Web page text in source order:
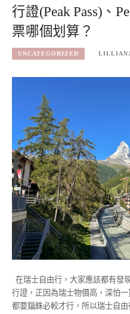
行證(Peak Pass)、
票哪個划算？
UNCATEGORIZED
在瑞士自由行，大家應該都有發
行證，正因為瑞士物價高，深怕
都要錙銖必較才行，所以瑞士自